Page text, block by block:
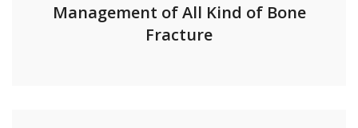
Management of All Kind of Bone
Fracture